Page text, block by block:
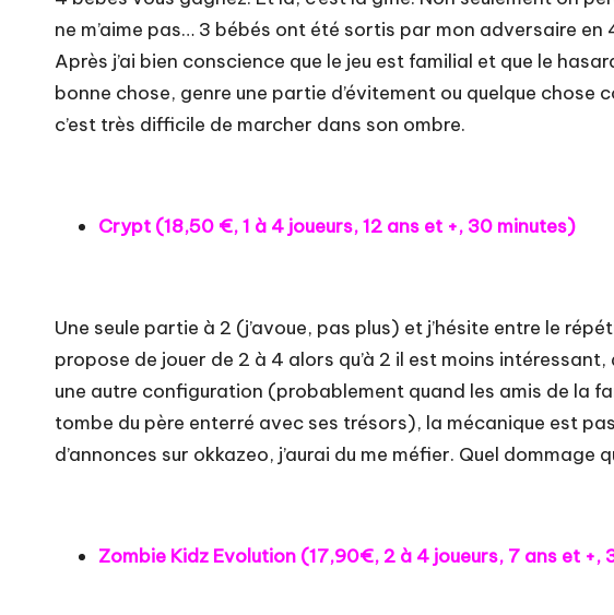
ne m’aime pas… 3 bébés ont été sortis par mon adversaire
Après j’ai bien conscience que le jeu est familial et que le
bonne chose, genre une partie d’évitement ou quelque chose
c’est très difficile de marcher dans son ombre.
Crypt (18,50 €, 1 à 4 joueurs, 12 ans et +, 30 minutes)
Une seule partie à 2 (j’avoue, pas plus) et j’hésite entre le
propose de jouer de 2 à 4 alors qu’à 2 il est moins
une autre configuration (probablement quand les amis de la
tombe du père enterré avec ses trésors), la mécanique est
d’annonces sur okkazeo, j’aurai du me méfier. Quel dommage
Zombie Kidz Evolution (17,90€, 2 à 4 joueurs, 7 ans et +,